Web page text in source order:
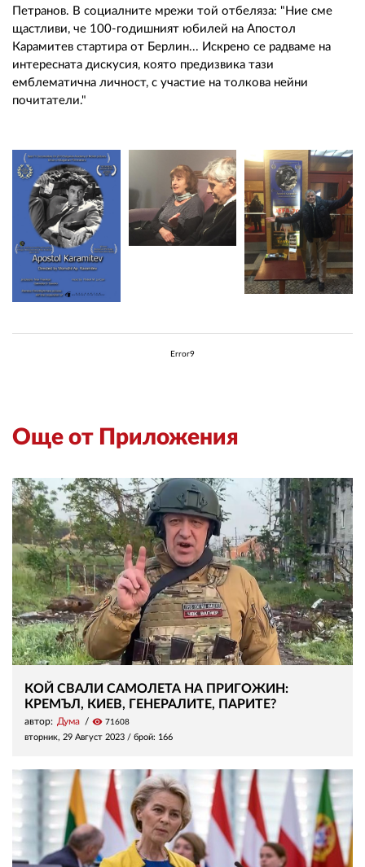
Петранов. В социалните мрежи той отбеляза: "Ние сме
щастливи, че 100-годишният юбилей на Апостол
Карамитев стартира от Берлин... Искрено се радваме на
интересната дискусия, която предизвика тази
емблематична личност, с участие на толкова нейни
почитатели."
Error9
Още от Приложения
КОЙ СВАЛИ САМОЛЕТА НА ПРИГОЖИН:
КРЕМЪЛ, КИЕВ, ГЕНЕРАЛИТЕ, ПАРИТЕ?
автор: Дума visibility 71608
вторник, 29 Август 2023 / брой: 166